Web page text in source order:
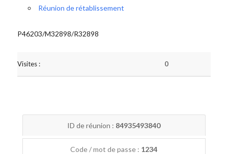
Réunion de rétablissement
P46203/M32898/R32898
Visites : 0
ID de réunion : 84935493840
Code / mot de passe : 1234